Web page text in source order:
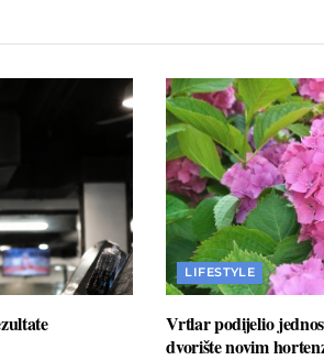
LIFESTYLE
Vrtlar podijelio
dvorište novim